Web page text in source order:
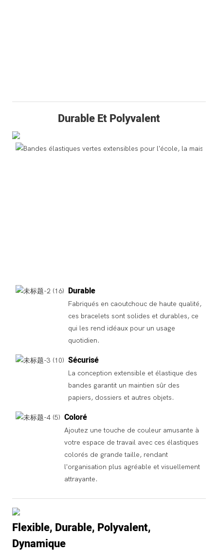
Durable Et Polyvalent
Durable
Fabriqués en caoutchouc de haute qualité,
ces bracelets sont solides et durables, ce
qui les rend idéaux pour un usage
quotidien.
Sécurisé
La conception extensible et élastique des
bandes garantit un maintien sûr des
papiers, dossiers et autres objets.
Coloré
Ajoutez une touche de couleur amusante à
votre espace de travail avec ces élastiques
colorés de grande taille, rendant
l'organisation plus agréable et visuellement
attrayante.
Flexible, Durable, Polyvalent,
Dynamique